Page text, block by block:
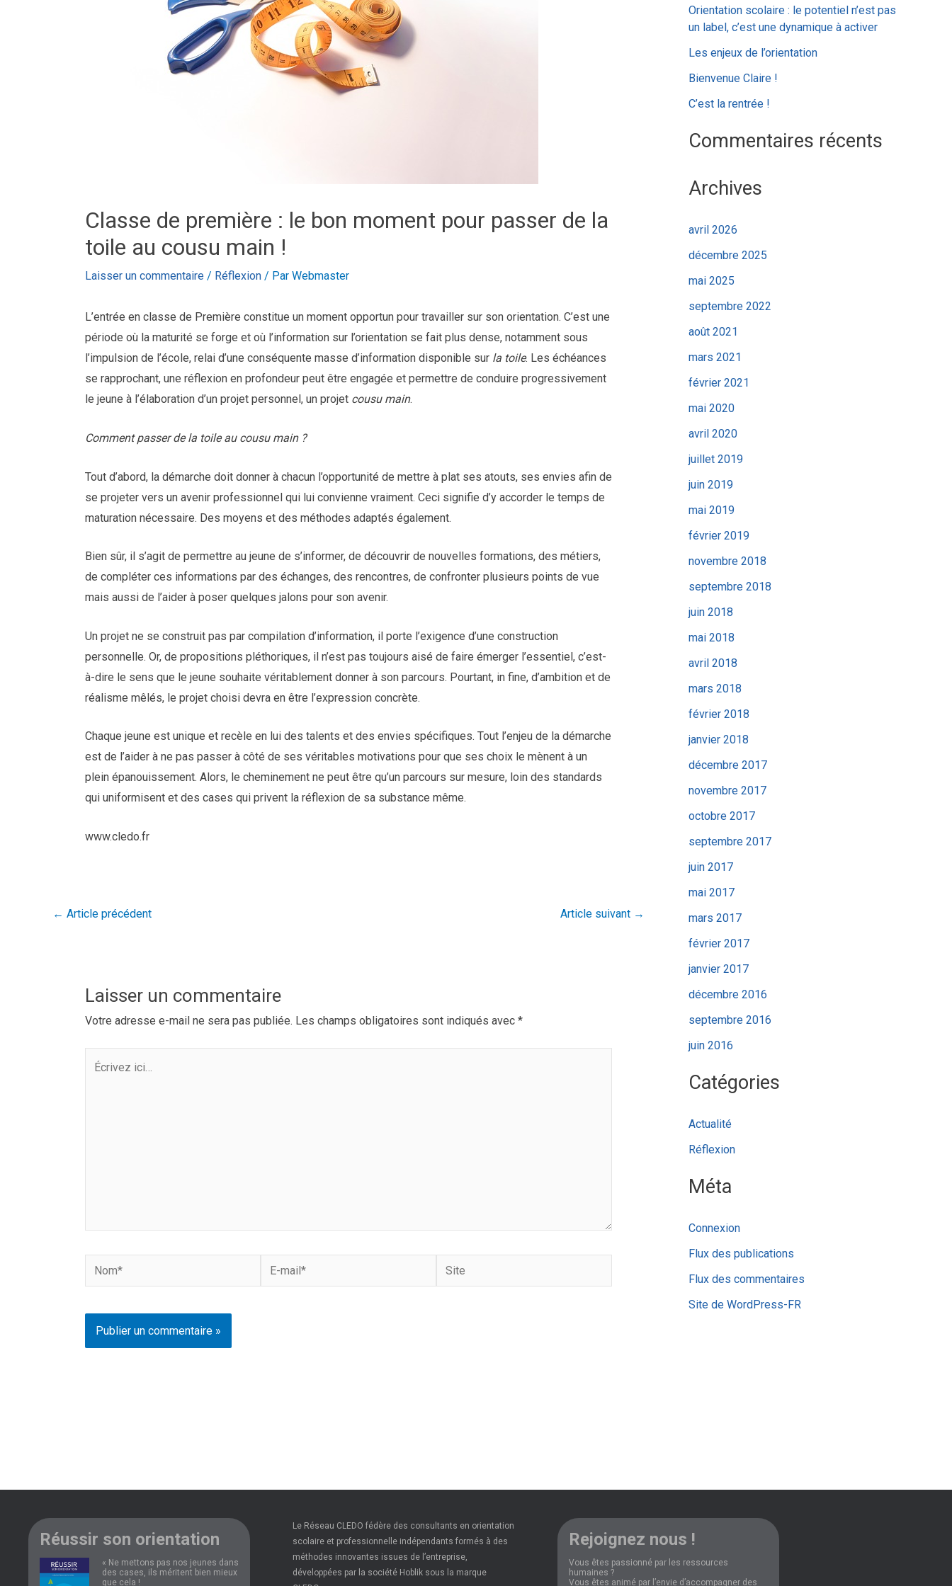
Classe de première : le bon moment pour passer de la
toile au cousu main !
Laisser un commentaire / Réflexion / Par Webmaster
L’entrée en classe de Première constitue un moment opportun pour travailler sur son orientation. C’est une
période où la maturité se forge et où l’information sur l’orientation se fait plus dense, notamment sous
l’impulsion de l’école, relai d’une conséquente masse d’information disponible sur la toile. Les échéances
se rapprochant, une réflexion en profondeur peut être engagée et permettre de conduire progressivement
le jeune à l’élaboration d’un projet personnel, un projet cousu main.
Comment passer de la toile au cousu main ?
Tout d’abord, la démarche doit donner à chacun l’opportunité de mettre à plat ses atouts, ses envies afin de
se projeter vers un avenir professionnel qui lui convienne vraiment. Ceci signifie d’y accorder le temps de
maturation nécessaire. Des moyens et des méthodes adaptés également.
Bien sûr, il s’agit de permettre au jeune de s’informer, de découvrir de nouvelles formations, des métiers,
de compléter ces informations par des échanges, des rencontres, de confronter plusieurs points de vue
mais aussi de l’aider à poser quelques jalons pour son avenir.
Un projet ne se construit pas par compilation d’information, il porte l’exigence d’une construction
personnelle. Or, de propositions pléthoriques, il n’est pas toujours aisé de faire émerger l’essentiel, c’est-
à-dire le sens que le jeune souhaite véritablement donner à son parcours. Pourtant, in fine, d’ambition et de
réalisme mêlés, le projet choisi devra en être l’expression concrète.
Chaque jeune est unique et recèle en lui des talents et des envies spécifiques. Tout l’enjeu de la démarche
est de l’aider à ne pas passer à côté de ses véritables motivations pour que ses choix le mènent à un
plein épanouissement. Alors, le cheminement ne peut être qu’un parcours sur mesure, loin des standards
qui uniformisent et des cases qui privent la réflexion de sa substance même.
www.cledo.fr
← Article précédent Article suivant →
Laisser un commentaire
Votre adresse e-mail ne sera pas publiée. Les champs obligatoires sont indiqués avec *
Écrivez
Nom*
mail*
Site
c
h
e
r
Orientation scolaire : le potentiel n’est pas
un label, c’est une dynamique à activer
Les enjeux de l’orientation
Bienvenue Claire !
C’est la rentrée !
Commentaires récents
Archives
avril 2026
décembre 2025
mai 2025
septembre 2022
août 2021
mars 2021
février 2021
mai 2020
avril 2020
juillet 2019
juin 2019
mai 2019
février 2019
novembre 2018
septembre 2018
juin 2018
mai 2018
avril 2018
mars 2018
février 2018
janvier 2018
décembre 2017
novembre 2017
octobre 2017
septembre 2017
juin 2017
mai 2017
mars 2017
février 2017
janvier 2017
décembre 2016
septembre 2016
juin 2016
Catégories
Actualité
Réflexion
Méta
Connexion
Flux des publications
Flux des commentaires
Site de WordPress-FR
Réussir son orientation
« Ne mettons pas nos jeunes dans
des cases, ils méritent bien mieux
que cela !
Le Réseau CLEDO fédère des consultants en orientation
scolaire et professionnelle indépendants formés à des
méthodes innovantes issues de l’entreprise,
développées par la société Hoblik sous la marque
Rejoignez nous !
Vous êtes passionné par les ressources
humaines ?
Vous êtes animé par l’envie d’accompagner des